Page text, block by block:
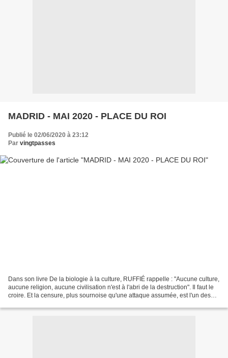
MADRID - MAI 2020 - PLACE DU ROI
Publié le 02/06/2020 à 23:12
Par vingtpasses
Dans son livre De la biologie à la culture, RUFFIÉ rappelle : "Aucune culture,
aucune religion, aucune civilisation n'est à l'abri de la destruction". Il faut le
croire. Et la censure, plus sournoise qu'une attaque assumée, est l'un des